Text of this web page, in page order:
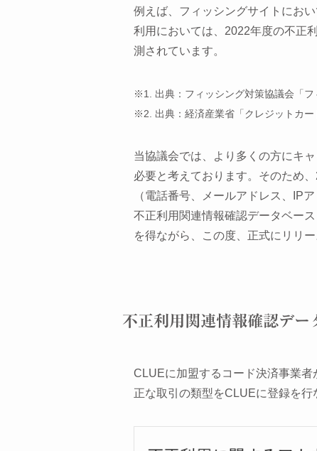
例えば、フィッシングサイトにお
利用においては、2022年度の不正
測されています。
※1. 出典：フィッシング対策協議会「フ
※2. 出典：経済産業省「クレジットカー
当協議会では、より多くの方にキ
必要と考えております。そのため
（電話番号、メールアドレス、IP
不正利用関連情報確認データベー
を得ながら、この度、正式にリリ
不正利用関連情報確認デ
CLUEに加盟するコード決済事業
正な取引の類型をCLUEに登録を